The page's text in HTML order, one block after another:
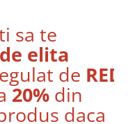
sa te
elita
de
20% din
daca